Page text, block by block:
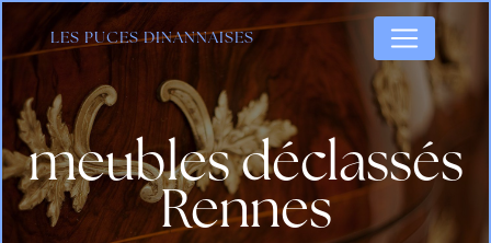
LES PUCES DINANNAISES
meubles déclassés
Rennes
Panneau de gestion des cookies